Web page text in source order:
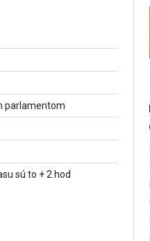
parlamentom
sú to + 2 hod